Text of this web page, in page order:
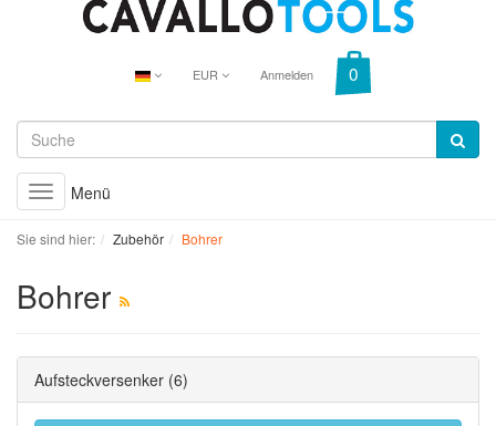
EUR Anmelden
Toggle
navigation
Menü
Sie sind hier: Zubehör Bohrer
Bohrer
Aufsteckversenker (6)